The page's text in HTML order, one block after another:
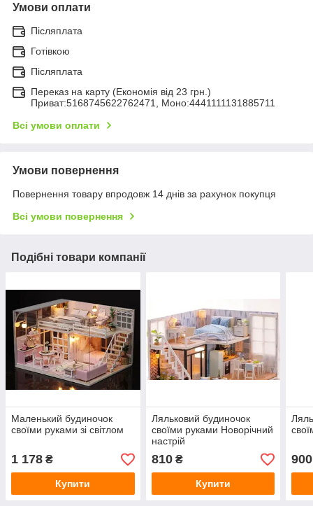
Умови оплати
Післяплата
Готівкою
Післяплата
Переказ на карту (Економія від 23 грн.)
Приват:5168745622762471, Моно:4441111131885711
Всі умови оплати
Умови повернення
Повернення товару впродовж 14 днів за рахунок покупця
Всі умови повернення
Подібні товари компанії
Маленький будиночок
своїми руками зі світлом
1 178 ₴
Купити
Ляльковий будиночок
своїми руками Новорічний
настрій
810₴
Купити
900